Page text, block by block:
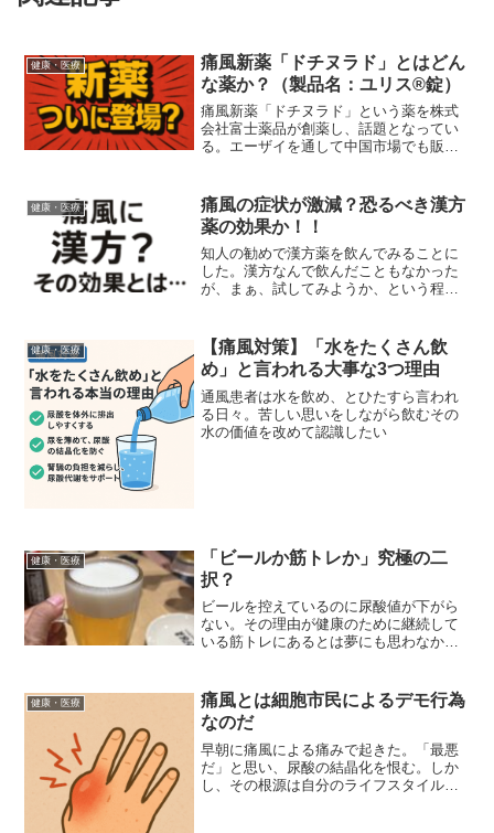
健康・医療
痛風新薬「ドチヌラド」とはどん
な薬か？（製品名：ユリス®錠）
痛風新薬「ドチヌラド」という薬を株式
会社富士薬品が創薬し、話題となってい
る。エーザイを通して中国市場でも販売
りを見せていないようだが、現在流通し
ているフェブリクとどう違うのか、検討
してみた。
健康・医療
痛風の症状が激減？恐るべき漢方
薬の効果か！！
知人の勧めで漢方薬を飲んでみることに
した。漢方なんで飲んだこともなかった
が、まぁ、試してみようか、という程度
わけで・・・
健康・医療
【痛風対策】「水をたくさん飲
め」と言われる大事な3つ理由
通風患者は水を飲め、とひたすら言われ
る日々。苦しい思いをしながら飲むその
水の価値を改めて認識したい
健康・医療
「ビールか筋トレか」究極の二
択？
ビールを控えているのに尿酸値が下がら
ない。その理由が健康のために継続して
いる筋トレにあるとは夢にも思わなかっ
健康・医療
痛風とは細胞市民によるデモ行為
なのだ
早朝に痛風による痛みで起きた。「最悪
だ」と思い、尿酸の結晶化を恨む。しか
し、その根源は自分のライフスタイルに